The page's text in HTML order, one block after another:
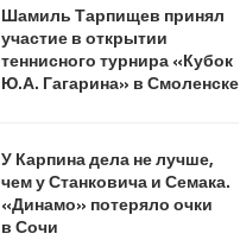
Шамиль Тарпищев принял
участие в открытии
теннисного турнира «Кубок
Ю.А. Гагарина» в Смоленске
У Карпина дела не лучше,
чем у Станковича и Семака.
«Динамо» потеряло очки
в Сочи